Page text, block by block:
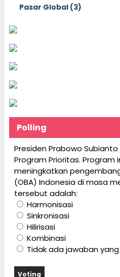
Pasar Global (3)
Polling
Presiden Prabowo
Program Prioritas.
meningkatkan
(OBA) Indonesia di masa
tersebut adalah:
Harmonisasi
Sinkronisasi
Hilirisasi
Kombinasi
Tidak ada jawaban